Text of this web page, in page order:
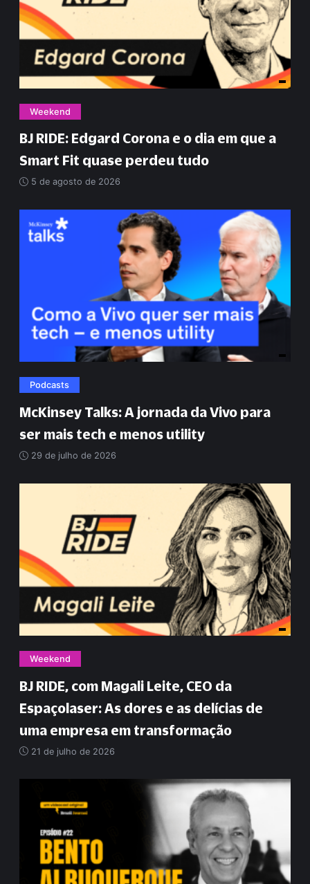
Weekend
BJ RIDE: Edgard Corona e o dia em que a
Smart Fit quase perdeu tudo
5 de agosto de 2026
Podcasts
McKinsey Talks: A jornada da Vivo para
ser mais tech e menos utility
29 de julho de 2026
Weekend
BJ RIDE, com Magali Leite, CEO da
Espaçolaser: As dores e as delícias de
uma empresa em transformação
21 de julho de 2026